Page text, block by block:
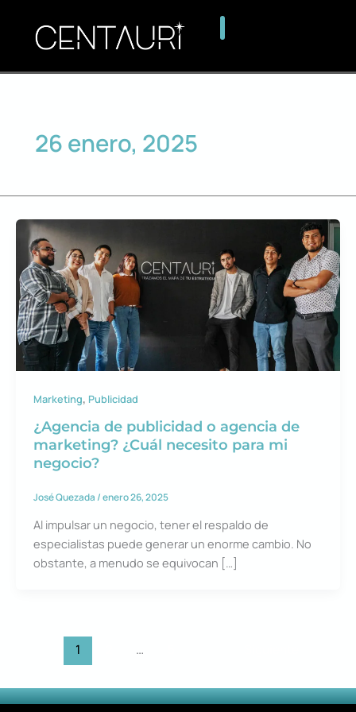
contenido
26 enero, 2025
Marketing, Publicidad
¿Agencia de publicidad o agencia de
marketing? ¿Cuál necesito para mi
negocio?
José Quezada/enero 26, 2025
Al impulsar un negocio, tener el respaldo de
especialistas puede generar un enorme cambio. No
obstante, a menudo se equivocan […]
1 …